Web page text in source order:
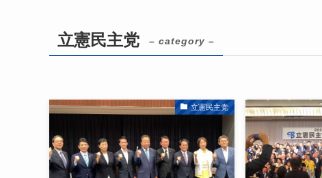
立憲民主党 – category –
立憲民主党